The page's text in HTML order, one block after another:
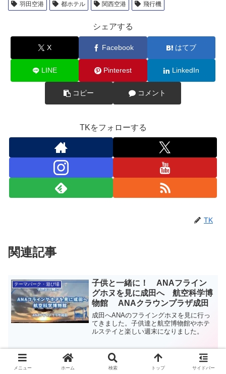
羽田空港
都ホテル 関西空港 飛行機
シェアする
X Facebook はてブ
LINE Pinterest LinkedIn
コピー コメント
TKをフォローする
TK
関連記事
テーマパーク・遊び場
子供と一緒に！ ANAフライン
グホヌを見に成田へ 航空科学博
物館 ANAクラウンプラザ成田
成田へANAのフライングホヌを見に行っ
てきました。子供達と航空博物館やホテ
ルステイと楽しい週末になりました。
親子旅・家族旅行
鳥居は70年に一度の大工事中? 安
芸の宮島 厳島神社に行ってき
メニュー ホーム 検索 トップ サイドバー